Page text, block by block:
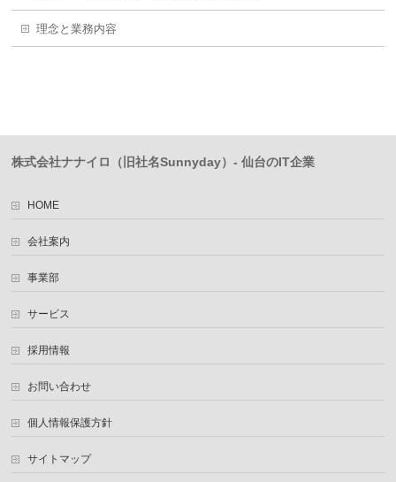
理念と業務内容
株式会社ナナイロ（旧社名Sunnyday）- 仙台のIT企業
HOME
会社案内
事業部
サービス
採用情報
お問い合わせ
個人情報保護方針
サイトマップ